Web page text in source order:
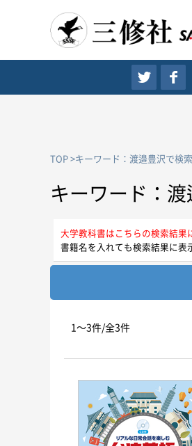
TOP キーワード：渡邉豊沢で検
キーワード：
大学教科書はこちらの検索結果
書籍名を入れても検索結果に表
キーワード
1～3件/全3件